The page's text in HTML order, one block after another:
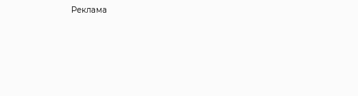
Реклама